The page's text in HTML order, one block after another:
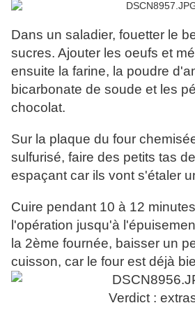
Dans un saladier, fouetter le
sucres. Ajouter les oeufs et
ensuite la farine, la poudre
bicarbonate de soude et les
chocolat.
Sur la plaque du four
sulfurisé, faire des petits tas
espaçant car ils vont s'étaler
Cuire pendant 10 à 12
l'opération jusqu'à
la 2ème fournée, baisser un
cuisson, car le four est déjà
Verdict :